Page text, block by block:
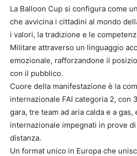
La Balloon Cup si configura come
che avvicina i cittadini al mondo
i valori, la tradizione e le
Militare attraverso un linguaggio
emozionale, rafforzandone il
con il pubblico.
Cuore della manifestazione è la
internazionale FAI categoria 2, con
gara, tre team ad aria calda e a
internazionale impegnati in prove
distanza.
Un format unico in Europa che